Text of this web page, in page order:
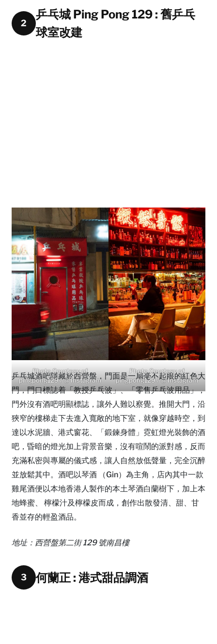
2
乒乓城 Ping Pong 129 : 舊乒乓
球室改建
Photo Courtesy of
pingpong129 / @ Instagram
Photo Courtesy of
pingpong129 / @ Instagram
乒乓城酒吧隱藏於西營盤，門面是一扇毫不起眼的紅色大
門，門口標誌着「教授乒乓波」、「零售乒乓波用品」，
門外沒有酒吧明顯標誌，讓外人難以察覺。推開大門，沿
狹窄的樓梯走下去進入寬敞的地下室，就像穿越時空，到
達以水泥牆、港式窗花、「鍛鍊身體」霓虹燈光裝飾的酒
吧，昏暗的燈光加上背景音樂，沒有喧鬧的派對感，反而
充滿私密與專屬的儀式感，讓人自然放低聲量，完全沉醉
並放鬆其中。酒吧以琴酒 （Gin）為主角，店內其中一款
雞尾酒便以本地香港人製作的本土琴酒白蘭樹下，加上本
地蜂蜜、 檸檬汁及檸檬皮而成，創作出散發清、甜、甘
香並存的輕盈酒品。
地址：西營盤第二街 129 號南昌樓
3 何蘭正 : 港式甜品調酒